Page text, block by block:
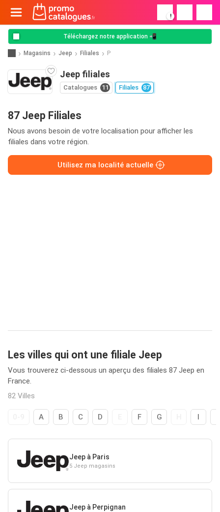
!
Téléchargez notre application 📲
Magasins Jeep Filiales P
Jeep filiales
Catalogues 11 Filiales 87
87 Jeep Filiales
Nous avons besoin de votre localisation pour afficher les
filiales dans votre région.
Utilisez ma localité actuelle
Les villes qui ont une filiale Jeep
Vous trouverez ci-dessous un aperçu des filiales 87 Jeep en
France.
82 Villes
A B C D F G I
Jeep à Paris
5 Jeep magasins
Jeep à Perpignan